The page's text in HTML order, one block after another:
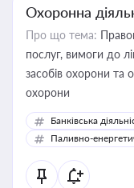
Охоронна
Про що тема:
послуг, вимоги до
засобів охорони та
охорони
Банківська
Паливно-